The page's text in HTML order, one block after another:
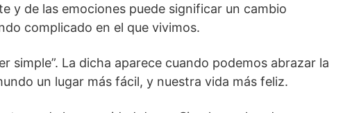
y de las emociones puede significar un cambio
complicado en el que vivimos.
simple”. La dicha aparece cuando podemos abrazar la
un lugar más fácil, y nuestra vida más feliz.